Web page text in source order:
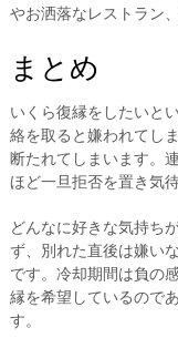
やお洒落なレストラン
まとめ
いくら復縁をしたいと
絡を取ると嫌われてし
断たれてしまいます。
ほど一旦拒否を置き気
どんなに好きな気持ち
ず、別れた直後は嫌い
です。冷却期間は負の
縁を希望しているので
す。